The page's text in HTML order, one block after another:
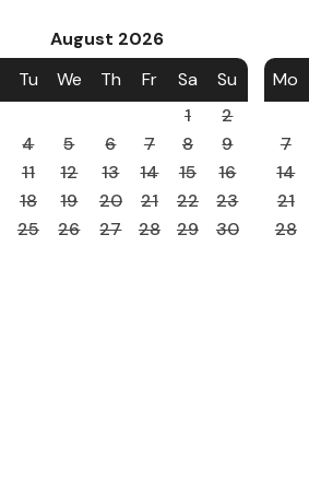
August 2026
Tu We Th Fr Sa
Su
1
2
4 5 6 7 8
9
11 12 13 14 15
16
18 19 20 21 22
23
25 26 27 28 29
30
Mo
7
14
21
28